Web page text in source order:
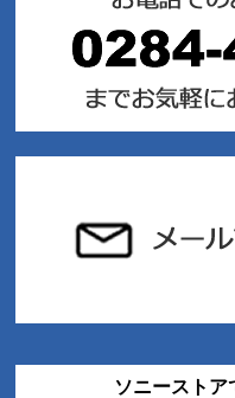
ソニーストア